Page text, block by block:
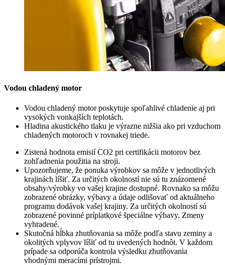
Vodou chladený motor
Vodou chladený motor poskytuje spoľahlivé chladenie aj pri
vysokých vonkajších teplotách.
Hladina akustického tlaku je výrazne nižšia ako pri vzduchom
chladených motoroch v rovnakej triede.
Zistená hodnota emisií CO2 pri certifikácii motorov bez
zohľadnenia použitia na stroji.
Upozorňujeme, že ponuka výrobkov sa môže v jednotlivých
krajinách líšiť. Za určitých okolností nie sú tu znázornené
obsahy/výrobky vo vašej krajine dostupné. Rovnako sa môžu
zobrazené obrázky, výbavy a údaje odlišovať od aktuálneho
programu dodávok vašej krajiny. Za určitých okolností sú
zobrazené povinné príplatkové špeciálne výbavy. Zmeny
vyhradené.
Skutočná hĺbka zhutňovania sa môže podľa stavu zeminy a
okolitých vplyvov líšiť od tu uvedených hodnôt. V každom
prípade sa odporúča kontrola výsledku zhutňovania
vhodnými meracími prístrojmi.